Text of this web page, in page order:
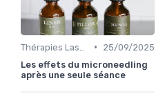
•
25/09/2025
Les effets du microneedling
après une seule séance